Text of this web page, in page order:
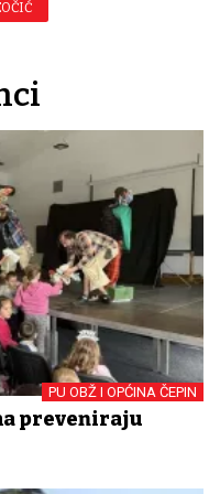
PU OBŽ I OPĆINA ČEPIN
preveniraju